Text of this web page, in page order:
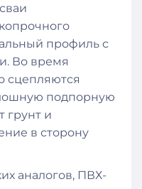
профиль с
Во время
сцепляются
подпорную
грунт и
в сторону
аналогов, ПВХ-